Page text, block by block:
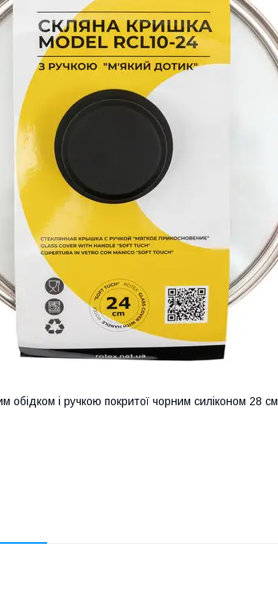
обідком і ручкою покритої чорним силіконом 28 см